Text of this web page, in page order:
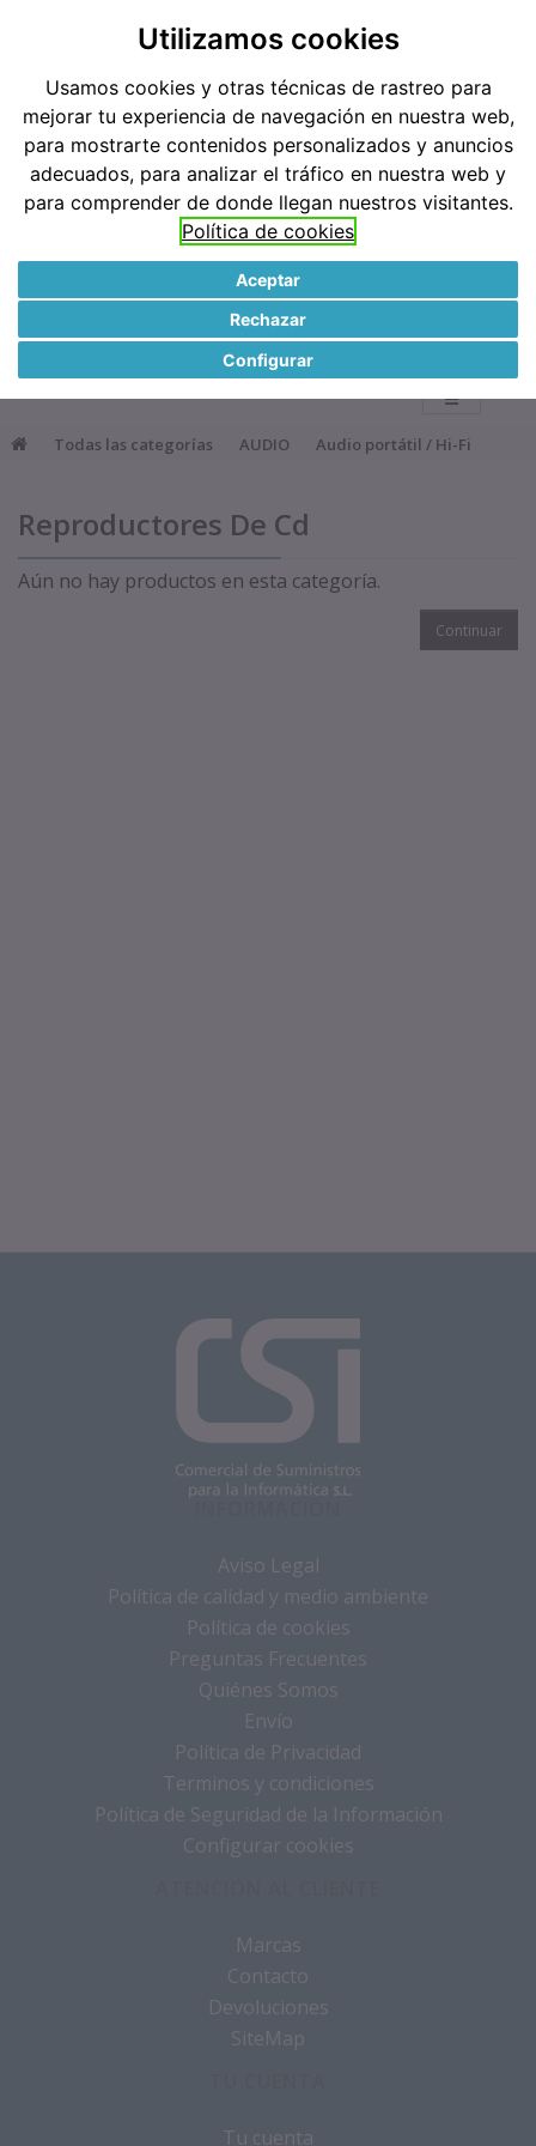
Utilizamos cookies
Usamos cookies y otras técnicas de rastreo para
mejorar tu experiencia de navegación en nuestra web,
para mostrarte contenidos personalizados y anuncios
adecuados, para analizar el tráfico en nuestra web y
para comprender de donde llegan nuestros visitantes.
Política de cookies
Aceptar
Rechazar
Configurar
Teléfonos: 91 519 38 62 / 677 921 793
Métodos de pago
● 0
Todas las categorías AUDIO Audio portátil / Hi-Fi
Reproductores De Cd
Aún no hay productos en esta categoría.
Continuar
Aviso Legal
Política de calidad y medio ambiente
Política de cookies
Preguntas Frecuentes
Quiénes Somos
Envío
Política de Privacidad
Terminos y condiciones
Política de Seguridad de la Información
Configurar cookies
Marcas
Contacto
Devoluciones
SiteMap
Tu cuenta